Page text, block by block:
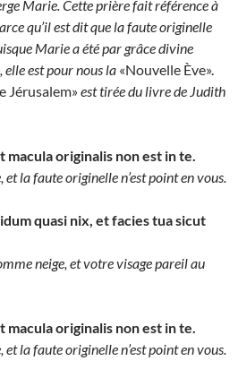
Marie.Cette prière fait référence à
qu’il est dit que la faute originelle
Marie a été par grâce divine
elle est pour nous la «Nouvelle Ève».
Jérusalem»est tirée du livre de Judith
macula originalis non est in te.
la faute originelle n’est point en vous.
quasi nix, et facies tua sicut
neige, et votre visage pareil au
macula originalis non est in te.
la faute originelle n’est point en vous.